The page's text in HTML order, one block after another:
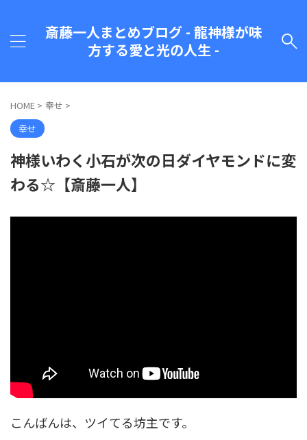
斎藤一人まとめブログ - 龍神様が味
方する愛と光の人生 -
HOME > 幸せ >
幸せ
神様いわく小石が次の日ダイヤモンドに変
わる☆【斎藤一人】
こんばんは、ツイてる坊主です。